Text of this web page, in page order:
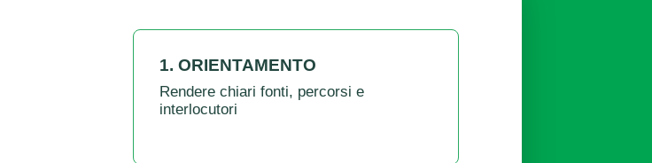
1. ORIENTAMENTO
Rendere chiari fonti, percorsi e
interlocutori